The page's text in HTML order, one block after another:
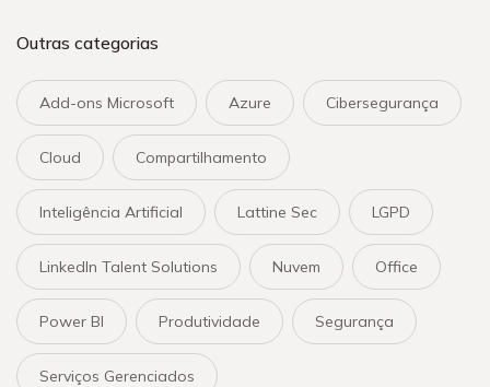
Outras categorias
Add-ons Microsoft Azure Cibersegurança
Cloud Compartilhamento
Inteligência Artificial Lattine Sec LGPD
LinkedIn Talent Solutions Nuvem Office
Power BI Produtividade Segurança
Serviços Gerenciados